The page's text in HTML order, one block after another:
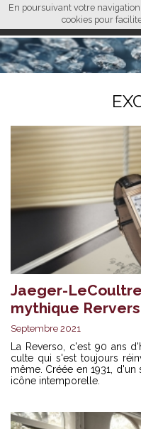
En poursuivant votre
cookies pour
L M
Jaeger-
mythique
Septembre 2021
La Reverso, c'est 90 ans
culte qui s'est toujours
même. Créée en 1931,
icône intemporelle.